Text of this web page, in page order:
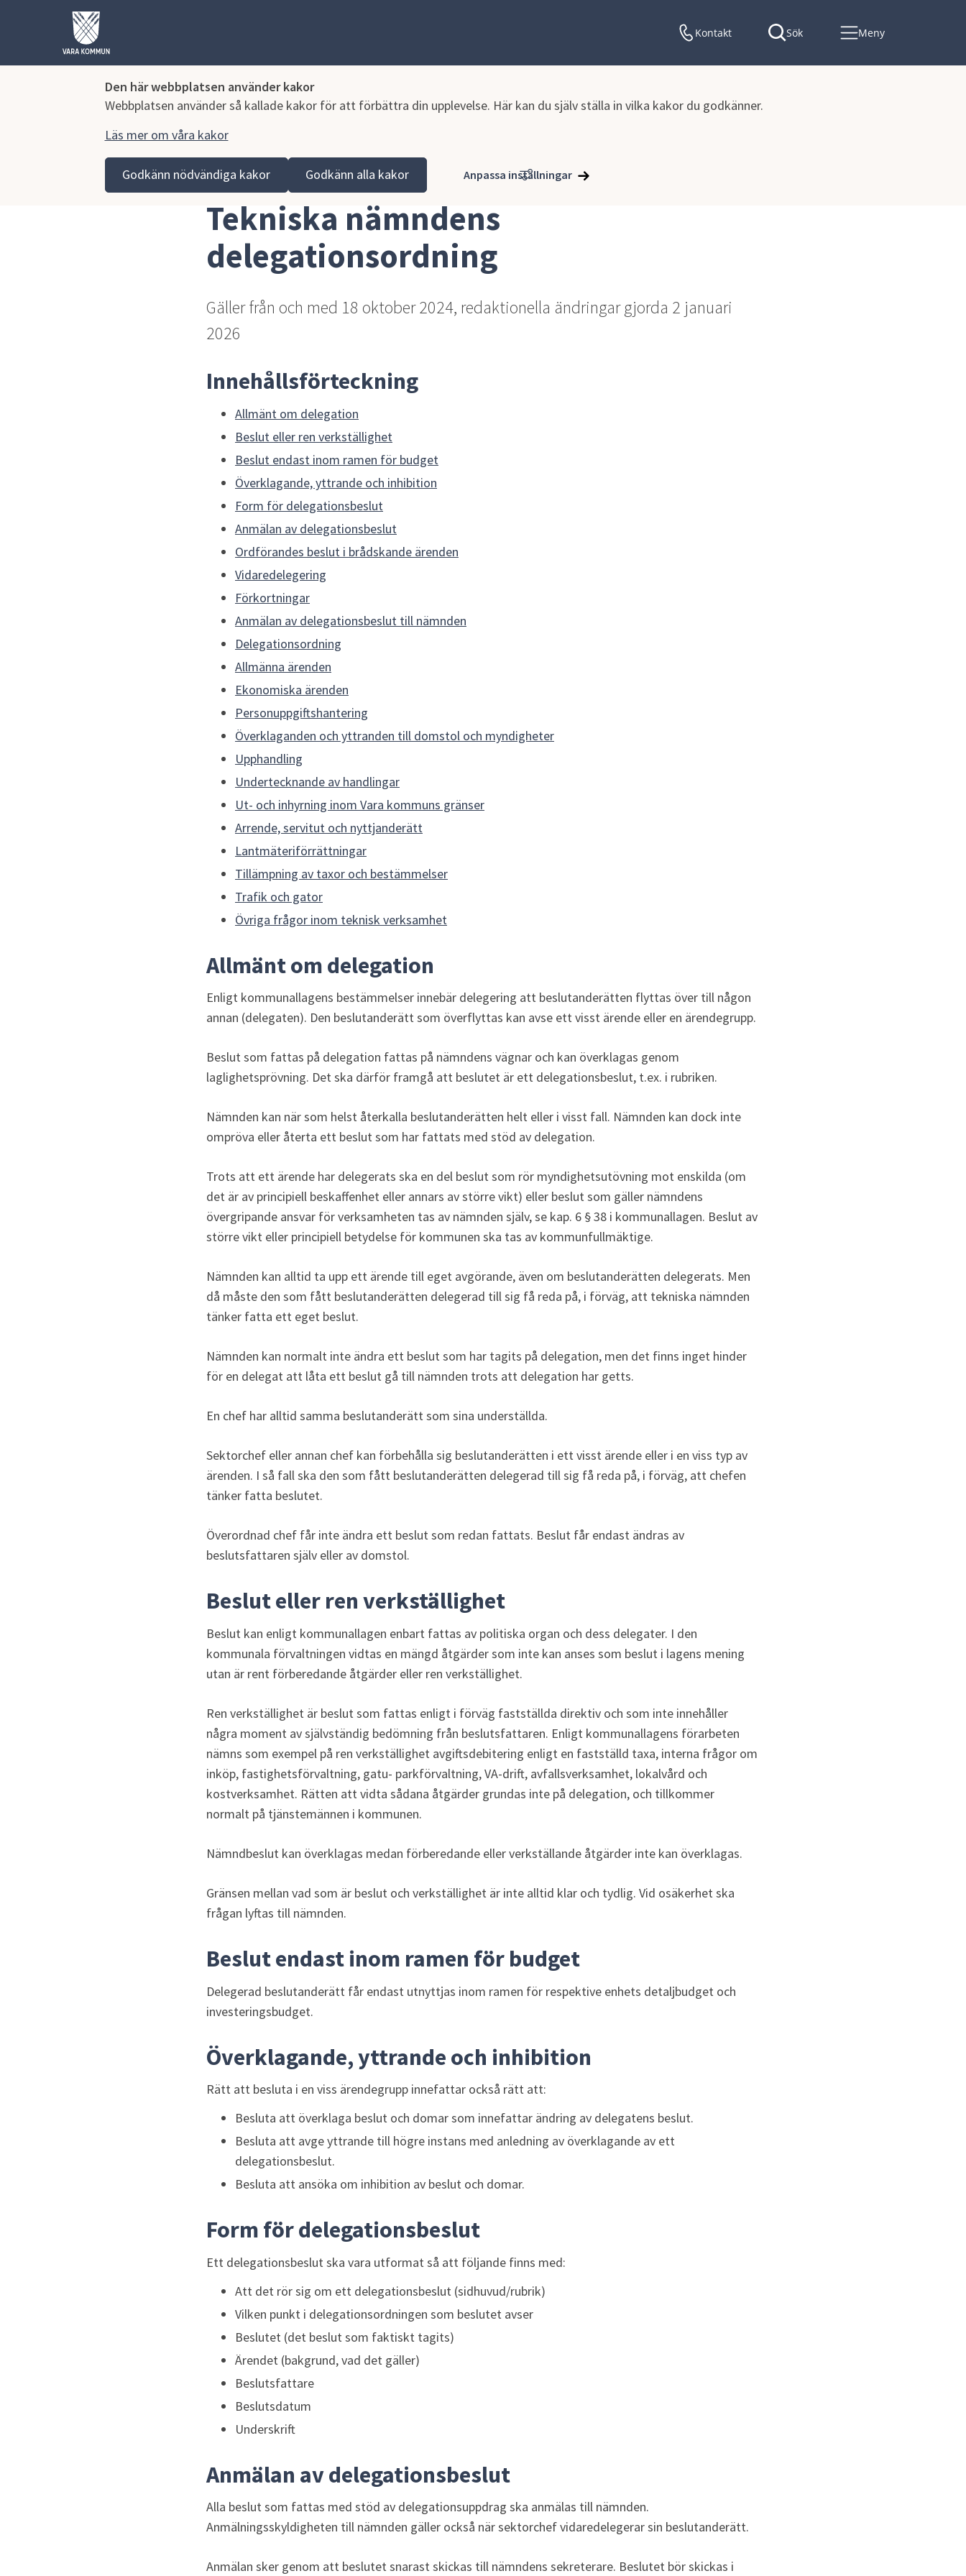
Den här webbplatsen använder kakor
Webbplatsen använder så kallade kakor för att förbättra din upplevelse. Här kan du själv ställa in vilka kakor du godkänner.
Läs mer om våra kakor
Godkänn nödvändiga kakor Godkänn alla kakor Anpassa inställningar
Kontakt Sök Meny
Vara kommun Vår organisation och verksamhet
Tekniska nämndens delegationsordning
Tekniska nämndens
delegationsordning
Gäller från och med 18 oktober 2024, redaktionella ändringar gjorda 2 januari
2026
Innehållsförteckning
Allmänt om delegation
Beslut eller ren verkställighet
Beslut endast inom ramen för budget
Överklagande, yttrande och inhibition
Form för delegationsbeslut
Anmälan av delegationsbeslut
Ordförandes beslut i brådskande ärenden
Vidaredelegering
Förkortningar
Anmälan av delegationsbeslut till nämnden
Delegationsordning
Allmänna ärenden
Ekonomiska ärenden
Personuppgiftshantering
Överklaganden och yttranden till domstol och myndigheter
Upphandling
Undertecknande av handlingar
Ut- och inhyrning inom Vara kommuns gränser
Arrende, servitut och nyttjanderätt
Lantmäteriförrättningar
Tillämpning av taxor och bestämmelser
Trafik och gator
Övriga frågor inom teknisk verksamhet
Allmänt om delegation
Enligt kommunallagens bestämmelser innebär delegering att beslutanderätten flyttas över till någon
annan (delegaten). Den beslutanderätt som överflyttas kan avse ett visst ärende eller en ärendegrupp.
Beslut som fattas på delegation fattas på nämndens vägnar och kan överklagas genom
laglighetsprövning. Det ska därför framgå att beslutet är ett delegationsbeslut, t.ex. i rubriken.
Nämnden kan när som helst återkalla beslutanderätten helt eller i visst fall. Nämnden kan dock inte
ompröva eller återta ett beslut som har fattats med stöd av delegation.
Trots att ett ärende har delegerats ska en del beslut som rör myndighetsutövning mot enskilda (om
det är av principiell beskaffenhet eller annars av större vikt) eller beslut som gäller nämndens
övergripande ansvar för verksamheten tas av nämnden själv, se kap. 6 § 38 i kommunallagen. Beslut av
större vikt eller principiell betydelse för kommunen ska tas av kommunfullmäktige.
Nämnden kan alltid ta upp ett ärende till eget avgörande, även om beslutanderätten delegerats. Men
då måste den som fått beslutanderätten delegerad till sig få reda på, i förväg, att tekniska nämnden
tänker fatta ett eget beslut.
Nämnden kan normalt inte ändra ett beslut som har tagits på delegation, men det finns inget hinder
för en delegat att låta ett beslut gå till nämnden trots att delegation har getts.
En chef har alltid samma beslutanderätt som sina underställda.
Sektorchef eller annan chef kan förbehålla sig beslutanderätten i ett visst ärende eller i en viss typ av
ärenden. I så fall ska den som fått beslutanderätten delegerad till sig få reda på, i förväg, att chefen
tänker fatta beslutet.
Överordnad chef får inte ändra ett beslut som redan fattats. Beslut får endast ändras av
beslutsfattaren själv eller av domstol.
Beslut eller ren verkställighet
Beslut kan enligt kommunallagen enbart fattas av politiska organ och dess delegater. I den
kommunala förvaltningen vidtas en mängd åtgärder som inte kan anses som beslut i lagens mening
utan är rent förberedande åtgärder eller ren verkställighet.
Ren verkställighet är beslut som fattas enligt i förväg fastställda direktiv och som inte innehåller
några moment av självständig bedömning från beslutsfattaren. Enligt kommunallagens förarbeten
nämns som exempel på ren verkställighet avgiftsdebitering enligt en fastställd taxa, interna frågor om
inköp, fastighetsförvaltning, gatu- parkförvaltning, VA-drift, avfallsverksamhet, lokalvård och
kostverksamhet. Rätten att vidta sådana åtgärder grundas inte på delegation, och tillkommer
normalt på tjänstemännen i kommunen.
Nämndbeslut kan överklagas medan förberedande eller verkställande åtgärder inte kan överklagas.
Gränsen mellan vad som är beslut och verkställighet är inte alltid klar och tydlig. Vid osäkerhet ska
frågan lyftas till nämnden.
Beslut endast inom ramen för budget
Delegerad beslutanderätt får endast utnyttjas inom ramen för respektive enhets detaljbudget och
investeringsbudget.
Överklagande, yttrande och inhibition
Rätt att besluta i en viss ärendegrupp innefattar också rätt att:
Besluta att överklaga beslut och domar som innefattar ändring av delegatens beslut.
Besluta att avge yttrande till högre instans med anledning av överklagande av ett
delegationsbeslut.
Besluta att ansöka om inhibition av beslut och domar.
Form för delegationsbeslut
Ett delegationsbeslut ska vara utformat så att följande finns med:
Att det rör sig om ett delegationsbeslut (sidhuvud/rubrik)
Vilken punkt i delegationsordningen som beslutet avser
Beslutet (det beslut som faktiskt tagits)
Ärendet (bakgrund, vad det gäller)
Beslutsfattare
Beslutsdatum
Underskrift
Anmälan av delegationsbeslut
Alla beslut som fattas med stöd av delegationsuppdrag ska anmälas till nämnden.
Anmälningsskyldigheten till nämnden gäller också när sektorchef vidaredelegerar sin beslutanderätt.
Anmälan sker genom att beslutet snarast skickas till nämndens sekreterare. Beslutet bör skickas i